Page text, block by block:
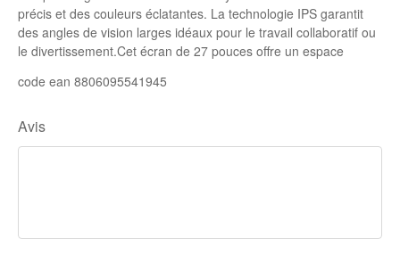
précis et des couleurs éclatantes. La technologie IPS garantit
des angles de vision larges idéaux pour le travail collaboratif ou
le divertissement.Cet écran de 27 pouces offre un espace
code ean 8806095541945
Avis